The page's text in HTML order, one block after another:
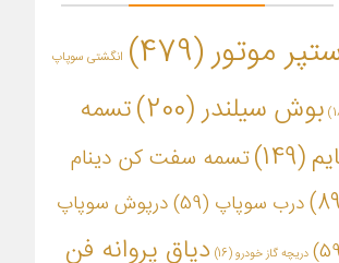
موتور(479) انگشتی سوپاپ
بوش سیلندر (200)
تسمه
(149)
تسمه سفت کن دینام
درب سوپاپ (59)
درپوش سوپاپ
دریچه گاز خودرو(16)
دیاق پروانه فن